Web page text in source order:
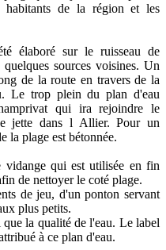
habitants de la région et les
élaboré sur le ruisseau de
sources voisines. Un
de la route en travers de la
Le trop plein du plan d'eau
qui ira rejoindre le
jette dans l Allier. Pour un
la plage est bétonnée.
vidange qui est utilisée en fin
de nettoyer le coté plage.
de jeu, d'un ponton servant
plus petits.
la qualité de l'eau. Le label
à ce plan d'eau.